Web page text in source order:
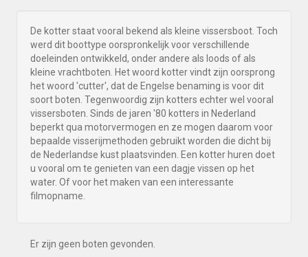
De kotter staat vooral bekend als kleine vissersboot. Toch
werd dit boottype oorspronkelijk voor verschillende
doeleinden ontwikkeld, onder andere als loods of als
kleine vrachtboten. Het woord kotter vindt zijn oorsprong
het woord 'cutter', dat de Engelse benaming is voor dit
soort boten. Tegenwoordig zijn kotters echter wel vooral
vissersboten. Sinds de jaren '80 kotters in Nederland
beperkt qua motorvermogen en ze mogen daarom voor
bepaalde visserijmethoden gebruikt worden die dicht bij
de Nederlandse kust plaatsvinden. Een kotter huren doet
u vooral om te genieten van een dagje vissen op het
water. Of voor het maken van een interessante
filmopname.
Er zijn geen boten gevonden.